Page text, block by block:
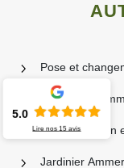
Pose et
Paysagiste
Pose de gazon
Jardinier
5.0
Lire nos15 avis